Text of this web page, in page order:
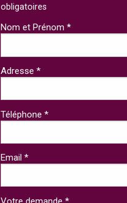
obligatoires
Nom et Prénom *
Adresse *
Téléphone *
Email *